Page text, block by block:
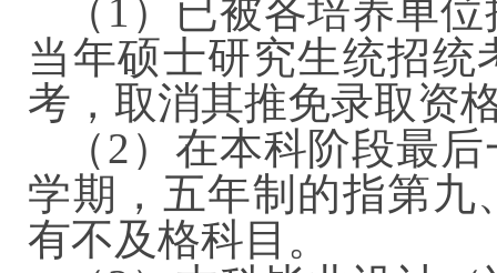
（1）已被各培养单
当年硕士研究生统招
考，取消其推免录取资
（2）在本科阶段最
学期，五年制的指第九
有不及格科目。